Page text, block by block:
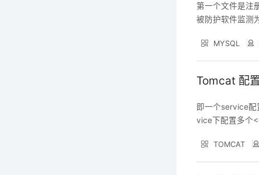
第一个文件是注
被防护软件监测
能是navicate没
MYSQL
Tomcat 配
即一个service
vice下配置多个
TOMCAT